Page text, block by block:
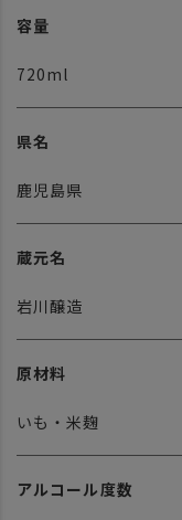
容量
720ml
県名
鹿児島県
蔵元名
岩川醸造
原材料
いも・米麹
アルコール度数